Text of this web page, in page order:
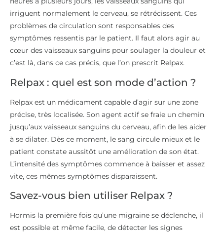
irriguent normalement le cerveau, se rétrécissent. Ces
problèmes de circulation sont responsables des
symptômes ressentis par le patient. Il faut alors agir au
cœur des vaisseaux sanguins pour soulager la douleur et
c’est là, dans ce cas précis, que l’on prescrit Relpax.
Relpax : quel est son mode d’action ?
Relpax est un médicament capable d’agir sur une zone
précise, très localisée. Son agent actif se fraie un chemin
jusqu’aux vaisseaux sanguins du cerveau, afin de les aider
à se dilater. Dès ce moment, le sang circule mieux et le
patient constate aussitôt une amélioration de son état.
L’intensité des symptômes commence à baisser et assez
vite, ces mêmes symptômes disparaissent.
Savez-vous bien utiliser Relpax ?
Hormis la première fois qu’une migraine se déclenche, il
est possible et même facile, de détecter les signes